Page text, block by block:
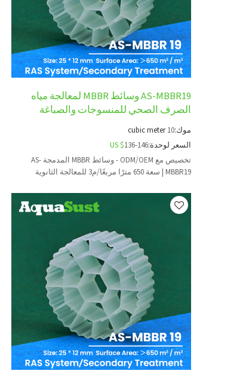
AS-MBBR19 وسائط MBBR لمعالجة مياه
الصرف الصحي للمنسوجات والصباغة
موك:10
cubic meter
السعر لوحدة:
US $136-146
تخصيص مع ODM/OEM - وسائط MBBR المدمجة AS-
MBBR19 | سعة 650 مترًا مربعًا/م3 للمعالجة الثانوية